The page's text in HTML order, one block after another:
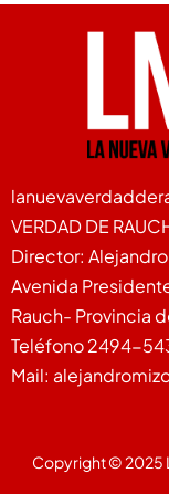
VERDAD DE
Director:
Avenida
Rauch- Provincia
Teléfono 2494-
Mail:
Copyright © 2025